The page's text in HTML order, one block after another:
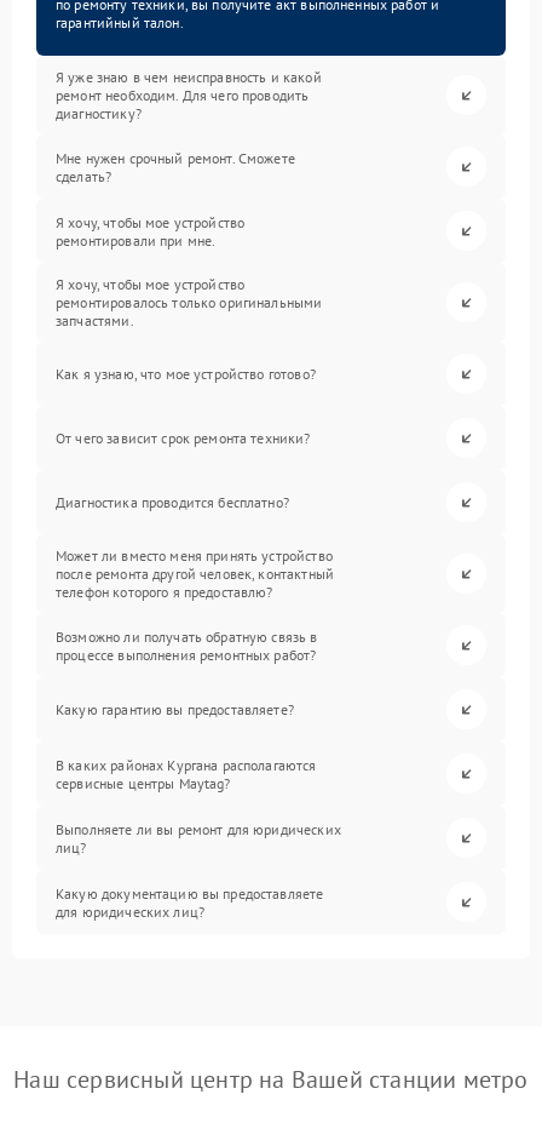
по ремонту техники, вы получите акт выполненных работ и
гарантийный талон.
Я уже знаю в чем неисправность и какой
ремонт необходим. Для чего проводить
диагностику?
Мне нужен срочный ремонт. Сможете
сделать?
Я хочу, чтобы мое устройство
ремонтировали при мне.
Я хочу, чтобы мое устройство
ремонтировалось только оригинальными
запчастями.
Как я узнаю, что мое устройство готово?
От чего зависит срок ремонта техники?
Диагностика проводится бесплатно?
Может ли вместо меня принять устройство
после ремонта другой человек, контактный
телефон которого я предоставлю?
Возможно ли получать обратную связь в
процессе выполнения ремонтных работ?
Какую гарантию вы предоставляете?
В каких районах Кургана располагаются
сервисные центры Maytag?
Выполняете ли вы ремонт для юридических
лиц?
Какую документацию вы предоставляете
для юридических лиц?
Наш сервисный центр на Вашей станции метро